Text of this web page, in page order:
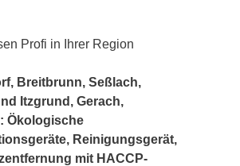
Profi in Ihrer Region
Breitbrunn, Seßlach,
Itzgrund, Gerach,
Ökologische
Reinigungsgerät,
mit HACCP-